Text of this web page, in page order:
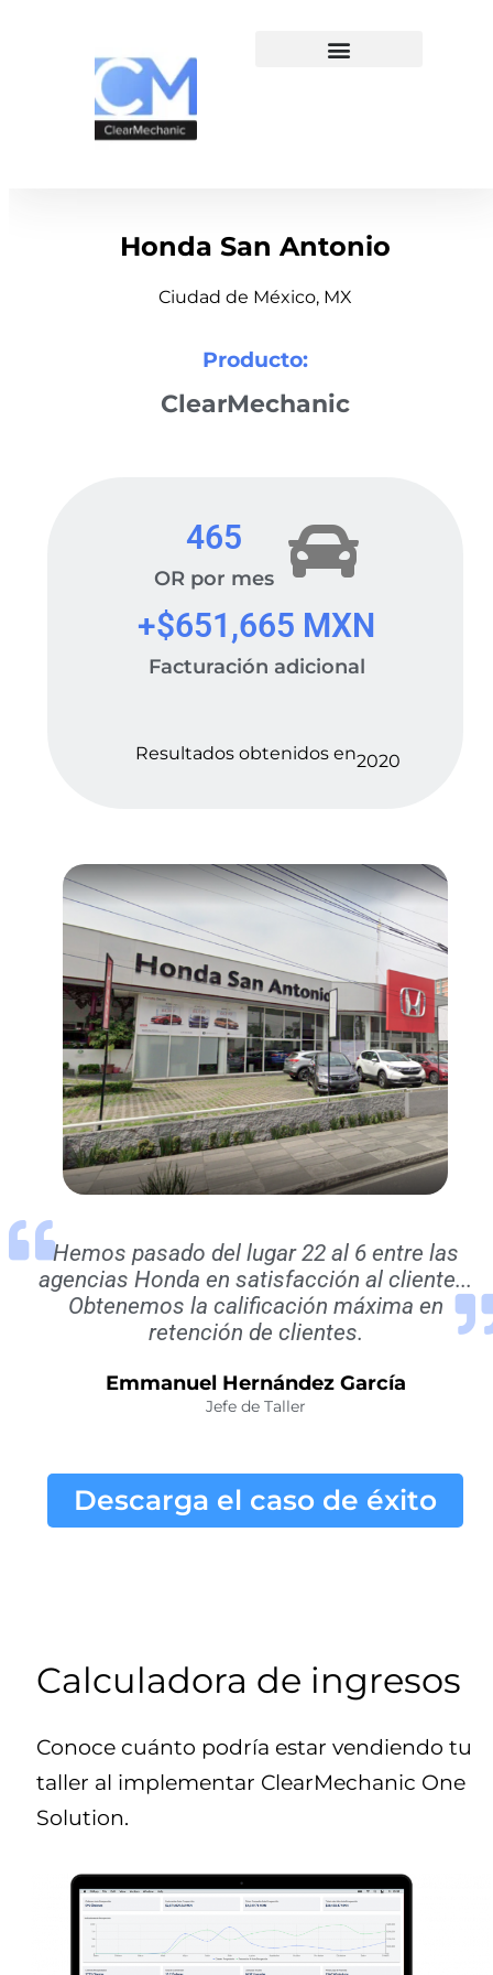
Honda San Antonio
Ciudad de México, MX
Producto:
ClearMechanic
OR por mes
465
Facturación adicional
+$651,665 MXN
Resultados obtenidos en2020
Hemos pasado del lugar 22 al 6 entre las
agencias Honda en satisfacción al cliente...
Obtenemos la calificación máxima en
retención de clientes.
Emmanuel Hernández García
Jefe de Taller
Descarga el caso de éxito
Calculadora de ingresos
Conoce cuánto podría estar vendiendo tu
taller al implementar ClearMechanic One
Solution.